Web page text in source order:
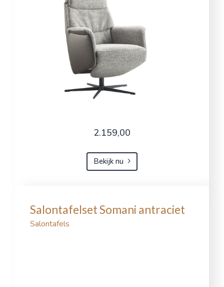
2.159,00
Bekijk nu
Salontafelset Somani antraciet
Salontafels